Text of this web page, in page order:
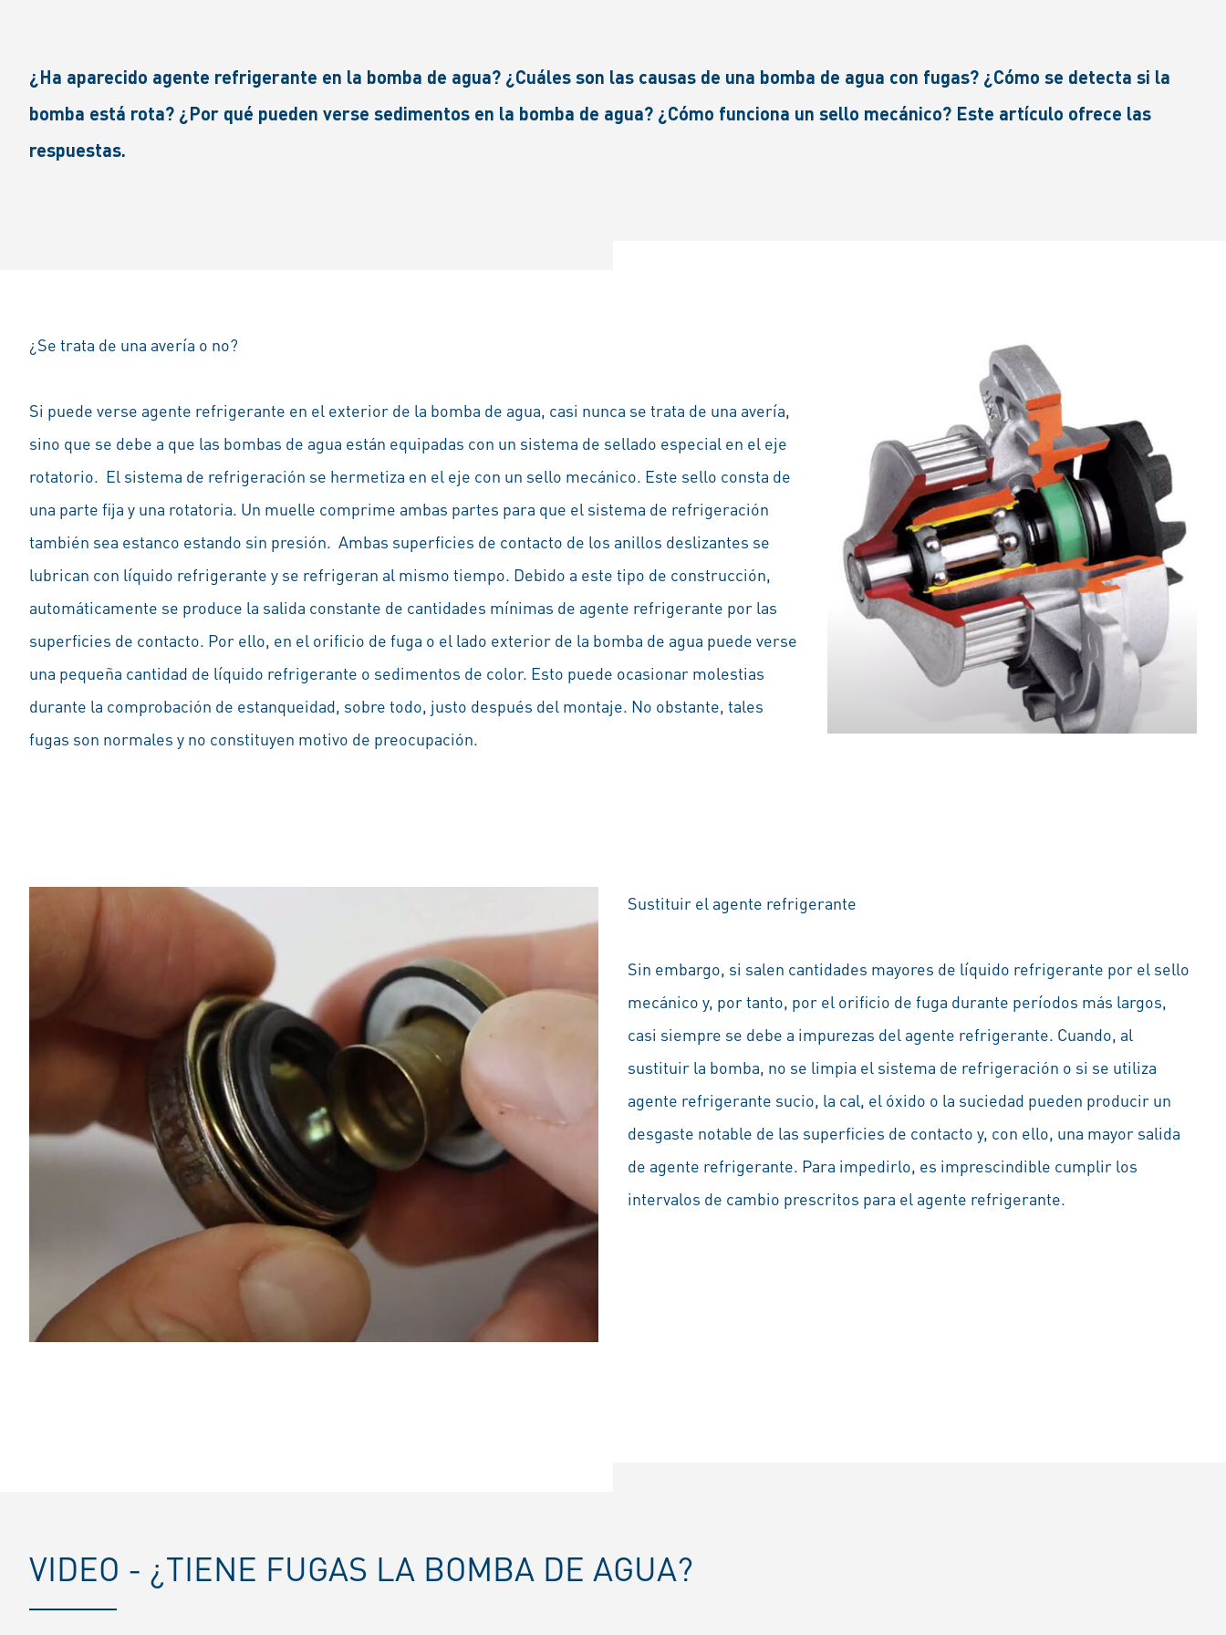
¿Ha aparecido agente refrigerante en la bomba de agua? ¿Cuáles son las causas de una bomba de agua con fugas? ¿Cómo se detecta si la
bomba está rota? ¿Por qué pueden verse sedimentos en la bomba de agua? ¿Cómo funciona un sello mecánico? Este artículo ofrece las
respuestas.
¿Se trata de una avería o no?
Si puede verse agente refrigerante en el exterior de la bomba de agua, casi nunca se trata de una avería,
sino que se debe a que las bombas de agua están equipadas con un sistema de sellado especial en el eje
rotatorio. El sistema de refrigeración se hermetiza en el eje con un sello mecánico. Este sello consta de
una parte fija y una rotatoria. Un muelle comprime ambas partes para que el sistema de refrigeración
también sea estanco estando sin presión. Ambas superficies de contacto de los anillos deslizantes se
lubrican con líquido refrigerante y se refrigeran al mismo tiempo. Debido a este tipo de construcción,
automáticamente se produce la salida constante de cantidades mínimas de agente refrigerante por las
superficies de contacto. Por ello, en el orificio de fuga o el lado exterior de la bomba de agua puede verse
una pequeña cantidad de líquido refrigerante o sedimentos de color. Esto puede ocasionar molestias
durante la comprobación de estanqueidad, sobre todo, justo después del montaje. No obstante, tales
fugas son normales y no constituyen motivo de preocupación.
Sustituir el agente refrigerante
Sin embargo, si salen cantidades mayores de líquido refrigerante por el sello
mecánico y, por tanto, por el orificio de fuga durante períodos más largos,
casi siempre se debe a impurezas del agente refrigerante. Cuando, al
sustituir la bomba, no se limpia el sistema de refrigeración o si se utiliza
agente refrigerante sucio, la cal, el óxido o la suciedad pueden producir un
desgaste notable de las superficies de contacto y, con ello, una mayor salida
de agente refrigerante. Para impedirlo, es imprescindible cumplir los
intervalos de cambio prescritos para el agente refrigerante.
VIDEO - ¿TIENE FUGAS LA BOMBA DE AGUA?